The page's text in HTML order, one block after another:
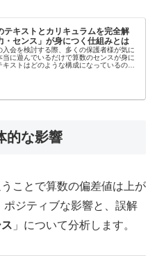
テキストとカリキュラムを完全解
・センス」が身につく仕組みとは
入会を検討する際、多くの保護者様が気に
当に遊んでいるだけで算数のセンスが身に
キストはどのような構成になっているの
的な影響
ことで算数の偏差値は上が
ジティブな影響と、誤解
」について分析します。